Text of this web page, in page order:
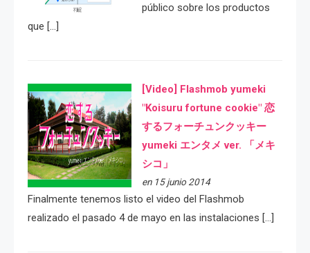
público sobre los productos
que […]
[Video] Flashmob yumeki
"Koisuru fortune cookie" 恋
するフォーチュンクッキー
yumeki エンタメ ver. 「メキ
シコ」
en 15 junio 2014
Finalmente tenemos listo el video del Flashmob
realizado el pasado 4 de mayo en las instalaciones […]